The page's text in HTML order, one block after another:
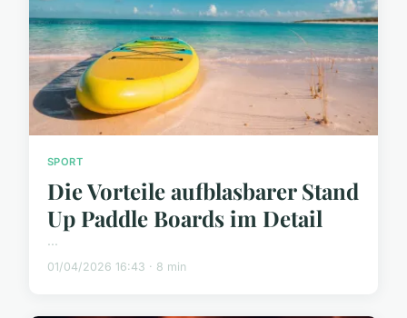
SPORT
Die Vorteile aufblasbarer Stand
Up Paddle Boards im Detail
...
01/04/2026 16:43 · 8 min